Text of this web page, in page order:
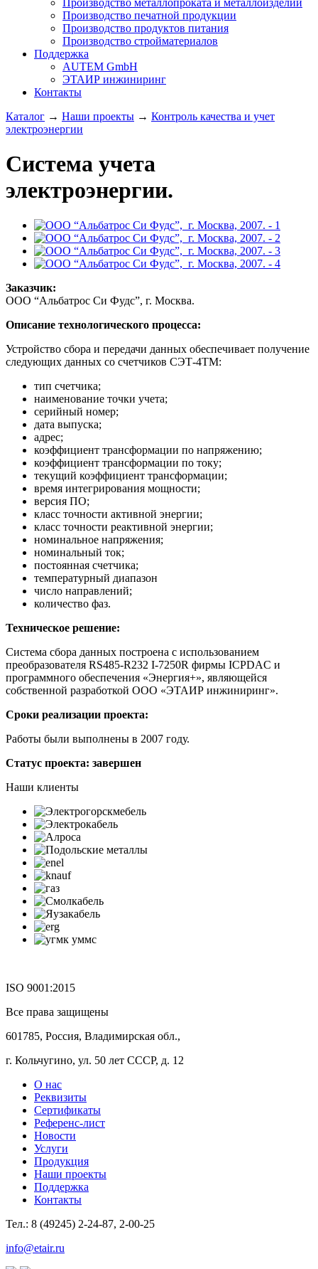
Производство металлопроката и металлоизделий
Производство печатной продукции
Производство продуктов питания
Производство стройматериалов
Поддержка
AUTEM GmbH
ЭТАИР инжиниринг
Контакты
Каталог → Наши проекты → Контроль качества и учет
электроэнергии
Система учета
электроэнергии.
Заказчик:
ООО “Альбатрос Си Фудс”, г. Москва.
Описание технологического процесса:
Устройство сбора и передачи данных обеспечивает получение
следующих данных со счетчиков СЭТ-4ТМ:
тип счетчика;
наименование точки учета;
серийный номер;
дата выпуска;
адрес;
коэффициент трансформации по напряжению;
коэффициент трансформации по току;
текущий коэффициент трансформации;
время интегрирования мощности;
версия ПО;
класс точности активной энергии;
класс точности реактивной энергии;
номинальное напряжения;
номинальный ток;
постоянная счетчика;
температурный диапазон
число направлений;
количество фаз.
Техническое решение:
Система сбора данных построена с использованием
преобразователя RS485-R232 I-7250R фирмы ICPDAC и
программного обеспечения «Энергия+», являющейся
собственной разработкой ООО «ЭТАИР инжиниринг».
Сроки реализации проекта:
Работы были выполнены в 2007 году.
Статус проекта: завершен
Наши клиенты
ISO 9001:2015
Все права защищены
601785, Россия, Владимирская обл.,
г. Кольчугино, ул. 50 лет СССР, д. 12
О нас
Реквизиты
Сертификаты
Референс-лист
Новости
Услуги
Продукция
Наши проекты
Поддержка
Контакты
Тел.: 8 (49245) 2-24-87, 2-00-25
info@etair.ru